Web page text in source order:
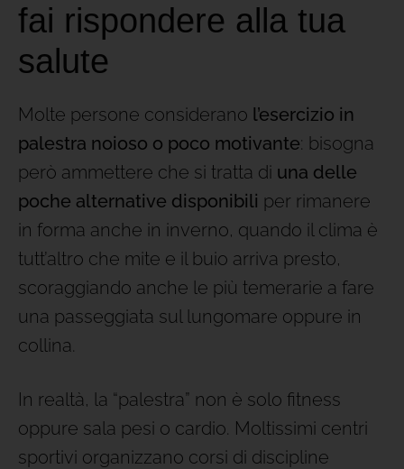
fai rispondere alla tua
salute
Molte persone considerano l’esercizio in
palestra noioso o poco motivante: bisogna
però ammettere che si tratta di una delle
poche alternative disponibili per rimanere
in forma anche in inverno, quando il clima è
tutt’altro che mite e il buio arriva presto,
scoraggiando anche le più temerarie a fare
una passeggiata sul lungomare oppure in
collina.
In realtà, la “palestra” non è solo fitness
oppure sala pesi o cardio. Moltissimi centri
sportivi organizzano corsi di discipline